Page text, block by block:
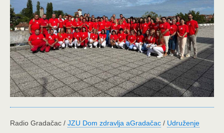
Radio Gradačac / JZU Dom zdravlja aGradačac / Udruženje